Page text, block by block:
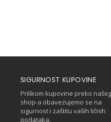
SIGURNOST KUPOVINE
Prilikom kupovine preko
shop-a obavezujemo se na
sigurnost i zaštitu vaših ličnih
podataka.